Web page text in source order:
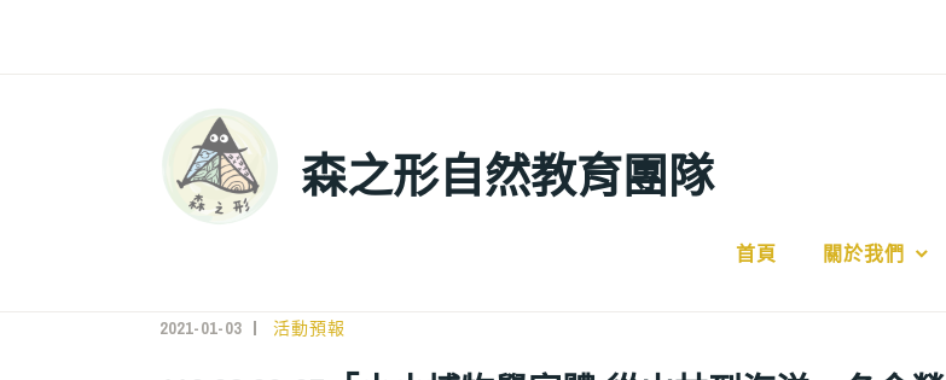
森之形自然教育團隊
首頁 關於我們
2021-01-03 MCLI
活動預報